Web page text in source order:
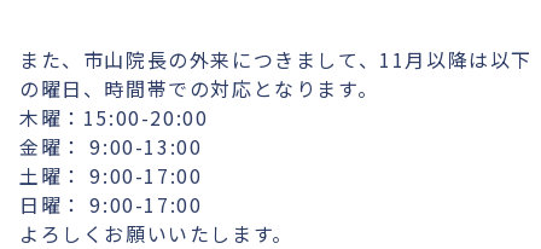
また、市山院長の外来につきまして、11月以降は以下
の曜日、時間帯での対応となります。
木曜：15:00-20:00
金曜： 9:00-13:00
土曜： 9:00-17:00
日曜： 9:00-17:00
よろしくお願いいたします。